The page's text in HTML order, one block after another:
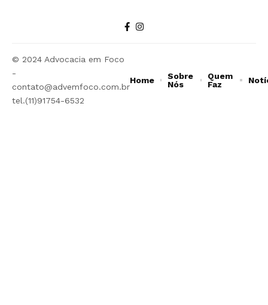
© 2024 Advocacia em Foco
-
contato@advemfoco.com.br
tel.(11)91754-6532
Home
Sobre
Nós
Quem
Faz